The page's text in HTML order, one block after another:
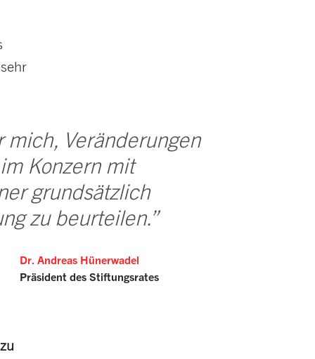
Veränderungen
Konzern mit
grundsätzlich
zu beurteilen.”
Dr. Andreas Hünerwadel
Präsident des Stiftungsrates